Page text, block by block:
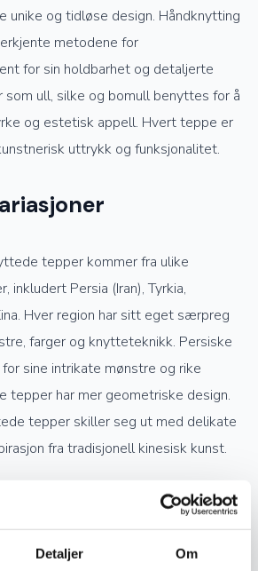
Detaljer Om
unike og tidløse design. Håndknytting
metodene for
for sin holdbarhet og detaljerte
som ull, silke og bomull benyttes for å
og estetisk appell. Hvert teppe er
uttrykk og funksjonalitet.
tepper kommer fra ulike
inkludert Persia (Iran), Tyrkia,
Hver region har sitt eget særpreg
farger og knytteteknikk. Persiske
sine intrikate mønstre og rike
tepper har mer geometriske design.
tepper skiller seg ut med delikate
fra tradisjonell kinesisk kunst.
og investering
tepper er ettertraktede